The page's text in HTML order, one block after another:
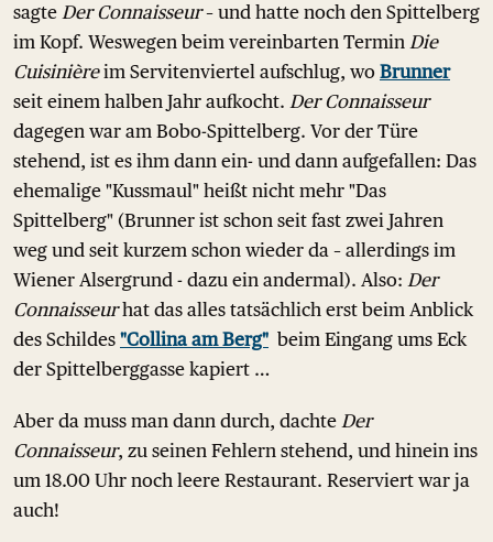
sagte Der Connaisseur– und hatte noch den Spittelberg
im Kopf. Weswegen beim vereinbarten Termin Die
Cuisinièreim Servitenviertel aufschlug, wo Brunner
seit einem halben Jahr aufkocht. Der Connaisseur
dagegen war am Bobo-Spittelberg. Vor der Türe
stehend, ist es ihm dann ein- und dann aufgefallen: Das
ehemalige "Kussmaul" heißt nicht mehr "Das
Spittelberg" (Brunner ist schon seit fast zwei Jahren
weg und seit kurzem schon wieder da – allerdings im
Wiener Alsergrund - dazu ein andermal). Also: Der
Connaisseurhat das alles tatsächlich erst beim Anblick
des Schildes "Collina am Berg" beim Eingang ums Eck
der Spittelberggasse kapiert …
Aber da muss man dann durch, dachte Der
Connaisseur, zu seinen Fehlern stehend, und hinein ins
um 18.00 Uhr noch leere Restaurant. Reserviert war ja
auch!